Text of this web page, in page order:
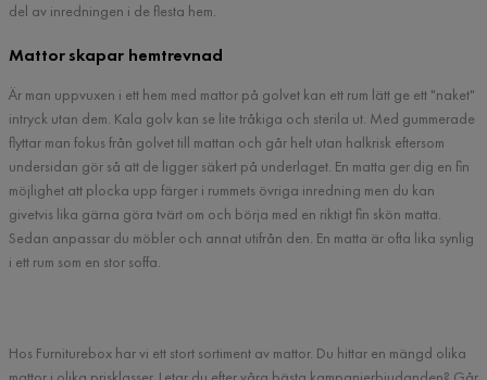
del av inredningen i de flesta hem.
Mattor skapar hemtrevnad
Är man uppvuxen i ett hem med mattor på golvet kan ett rum lätt ge ett "naket"
intryck utan dem. Kala golv kan se lite tråkiga och sterila ut. Med gummerade
flyttar man fokus från golvet till mattan och går helt utan halkrisk eftersom
undersidan gör så att de ligger säkert på underlaget. En matta ger dig en fin
möjlighet att plocka upp färger i rummets övriga inredning men du kan
givetvis lika gärna göra tvärt om och börja med en riktigt fin skön matta.
Sedan anpassar du möbler och annat utifrån den. En matta är ofta lika synlig
i ett rum som en stor soffa.
Hos Furniturebox har vi ett stort sortiment av mattor. Du hittar en mängd olika